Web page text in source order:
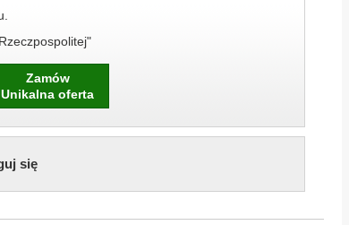
Zamów
Unikalna oferta
się